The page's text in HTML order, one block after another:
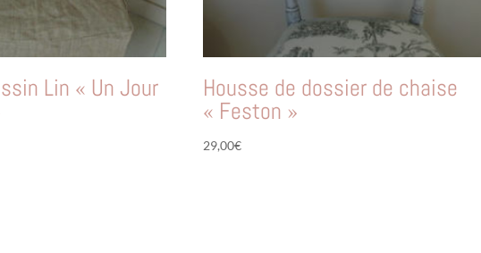
Lin « Un Jour Housse de dossier de chaise
« Feston »
29,00€